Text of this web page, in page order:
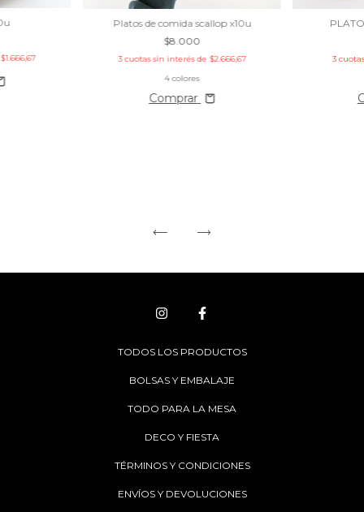
$1.666,67
Platos de comida scallop x10u
$8.000
3 cuotas sin interés de $2.666,67
4 colores
Comprar
3
TODOS LOS PRODUCTOS
BOLSAS Y EMBALAJE
TODO PARA LA MESA
DECO Y FIESTA
TÉRMINOS Y CONDICIONES
ENVÍOS Y DEVOLUCIONES